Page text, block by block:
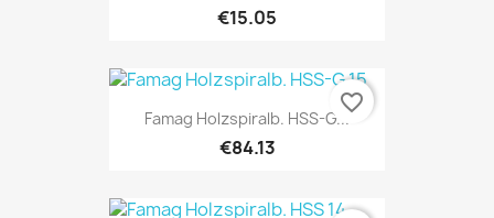
€15.05
Famag Holzspiralb. HSS-G...
€84.13
favorite_border